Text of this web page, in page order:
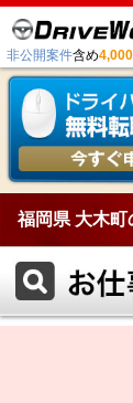
非公開案件含め
福岡県 大木